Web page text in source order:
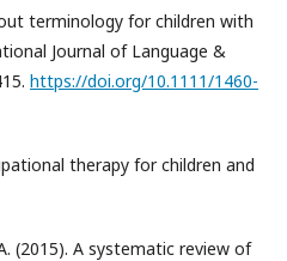
terminology for children with
Journal of Language &
https://doi.org/10.1111/1460-
therapy for children and
(2015). A systematic review of